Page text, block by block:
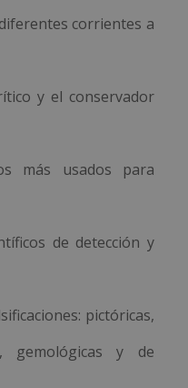
corrientes a
y el conservador
más usados para
de detección y
pictóricas,
gemológicas y de